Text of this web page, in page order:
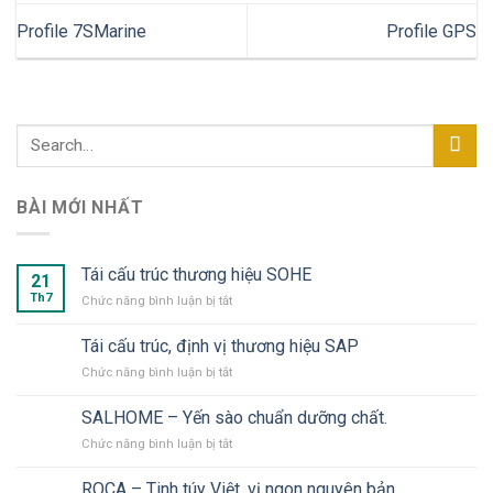
Profile 7SMarine Profile GPS
BÀI MỚI NHẤT
21
Th7
Tái cấu trúc thương hiệu SOHE
Chức năng bình luận bị tắtở
cấu
trúc
thương
SOHE
Tái cấu trúc, định vị thương hiệu SAP
Chức năng bình luận bị tắtở
trúc,
định
thương
SALHOME – Yến sào chuẩn dưỡng chất.
Chức năng bình luận bị tắtở
–